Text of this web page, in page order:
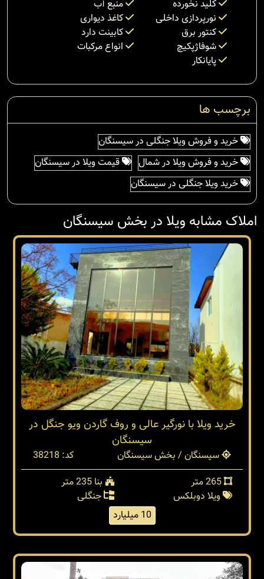
کلید نخورده
منبع آب
نورپردازی داخلی
کاغذ دیواری
کنتور برق
کابینت دارد
شوفاژپکیچ
انواع مرکبات
پایانکار
برچسب ها
خرید و فروش ویلا جنگلی در سیسنگان
خرید و فروش ویلا در شمال
قیمت ویلا در سیسنگان
خرید ویلا جنگلی در سیسنگان
املاک مشابه ویلا در بخش سیسنگان
خرید ویلا با نورگیر عالی و روف گاردن ویو جنگل در
سیسنگان
سیسنگان / بخش سیسنگان
کد: 38218
بنا 235 متر
ویلا دوبلکس
جنگلی
10 میلیارد